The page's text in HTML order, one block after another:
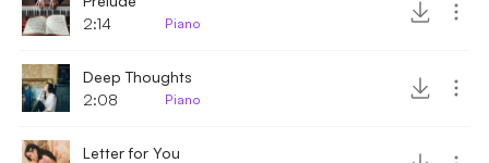
2:14
Piano
Deep Thoughts
2:08
Piano
Letter for You